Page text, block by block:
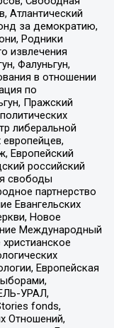
Атлантический
за демократию,
Родники
извлечения
Фалуньгун,
в отношении
по
Пражский
либеральной
Европейский
российский
свободы
партнерство
Евангельских
Новое
Международный
Европейская
УРАЛ,
fonds,
Отношений,